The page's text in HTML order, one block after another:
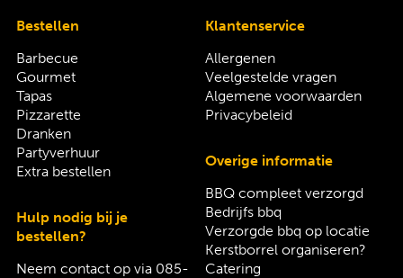
Bestellen
Barbecue
Gourmet
Tapas
Pizzarette
Dranken
Partyverhuur
Extra bestellen
Hulp nodig bij je
bestellen?
Neem contact op via 085-
Klantenservice
Allergenen
Veelgestelde vragen
Algemene voorwaarden
Privacybeleid
Overige informatie
BBQ compleet verzorgd
Bedrijfs bbq
Verzorgde bbq op locatie
Kerstborrel organiseren?
Catering